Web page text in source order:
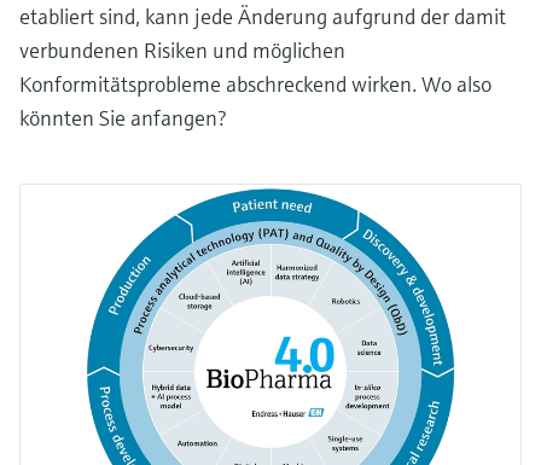
etabliert sind, kann jede Änderung aufgrund der damit
verbundenen Risiken und möglichen
Konformitätsprobleme abschreckend wirken. Wo also
könnten Sie anfangen?